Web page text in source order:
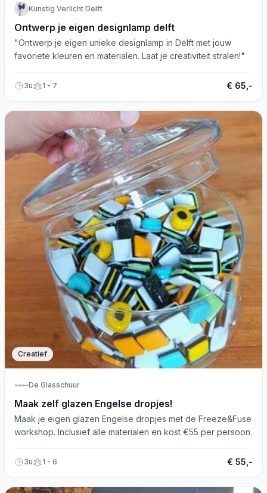
Kunstig Verlicht Delft
Ontwerp je eigen designlamp delft
"Ontwerp je eigen unieke designlamp in Delft met jouw
favoriete kleuren en materialen. Laat je creativiteit stralen!"
3u 1 - 7 € 65,-
Creatief
De Glasschuur
Maak zelf glazen Engelse dropjes!
Maak je eigen glazen Engelse dropjes met de Freeze&Fuse
workshop. Inclusief alle materialen en kost €55 per persoon.
3u 1 - 6 € 55,-